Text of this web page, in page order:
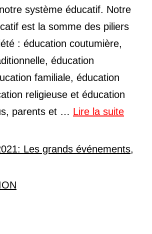
système éducatif. Notre
est la somme des piliers
: éducation coutumière,
éducation
familiale, éducation
religieuse et éducation
parents et … Lire la suite
Les grands événements,